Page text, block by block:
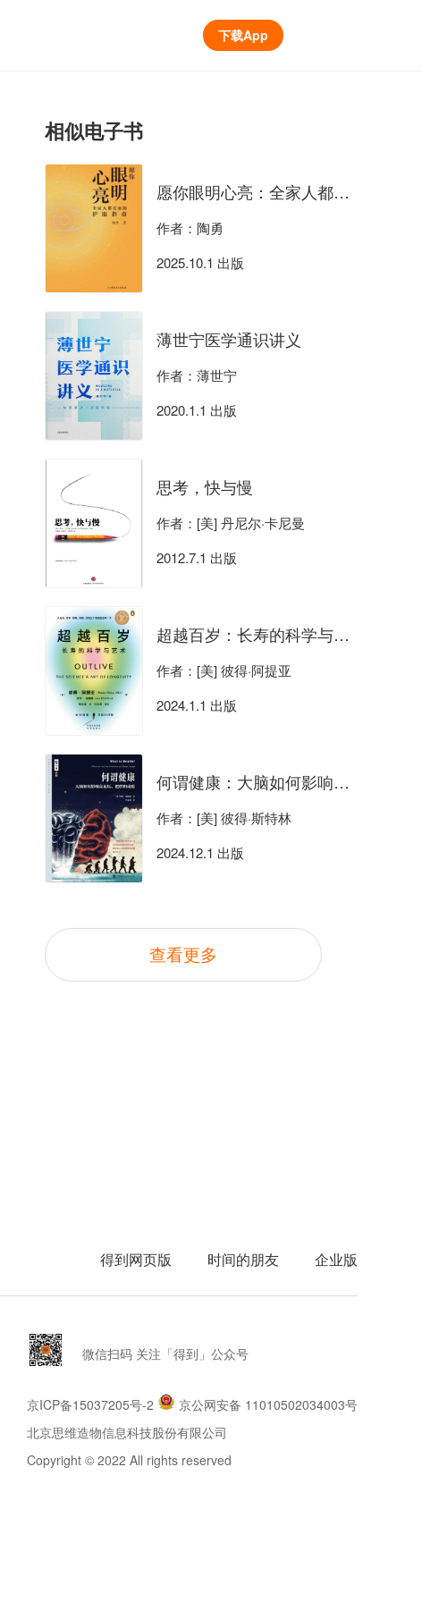
下载App
相似电子书
愿你眼明心亮：全家人都需要的护眼指南
作者：陶勇
2025.10.1 出版
薄世宁医学通识讲义
作者：薄世宁
2020.1.1 出版
思考，快与慢
作者：[美] 丹尼尔·卡尼曼
2012.7.1 出版
超越百岁：长寿的科学与艺术
作者：[美] 彼得·阿提亚
2024.1.1 出版
何谓健康：大脑如何影响高血压、肥胖和成瘾
作者：[美] 彼得·斯特林
2024.12.1 出版
查看更多
得到网页版 时间的朋友 企业版
微信扫码 关注「得到」公众号
京ICP备15037205号-2
京公网安备 11010502034003号
北京思维造物信息科技股份有限公司
Copyright © 2022 All rights reserved